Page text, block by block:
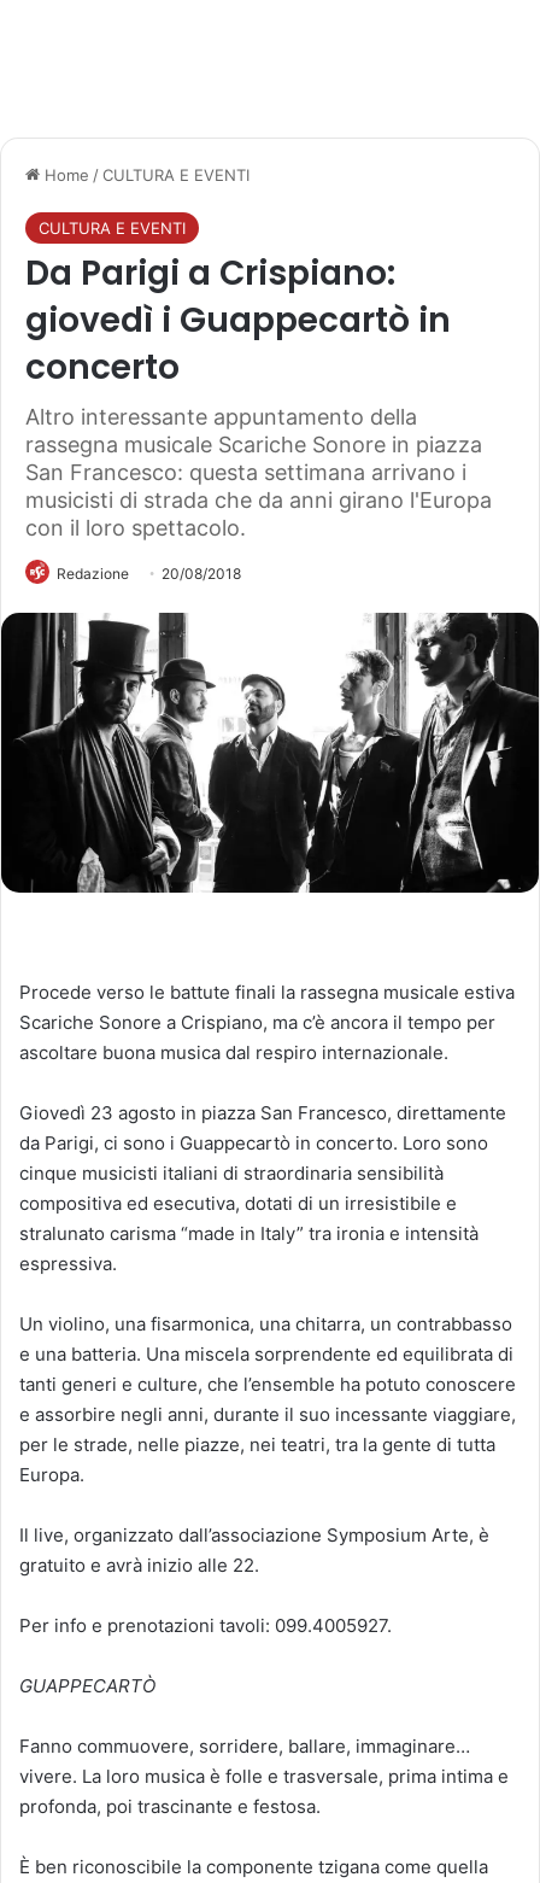
Home /CULTURA E EVENTI
CULTURA E EVENTI
Da Parigi a Crispiano:
giovedì i Guappecartò in
concerto
Altro interessante appuntamento della
rassegna musicale Scariche Sonore in piazza
San Francesco: questa settimana arrivano i
musicisti di strada che da anni girano l'Europa
con il loro spettacolo.
Redazione 20/08/2018
Procede verso le battute finali la rassegna musicale estiva
Scariche Sonore a Crispiano, ma c’è ancora il tempo per
ascoltare buona musica dal respiro internazionale.
Giovedì 23 agosto in piazza San Francesco, direttamente
da Parigi, ci sono i Guappecartò in concerto. Loro sono
cinque musicisti italiani di straordinaria sensibilità
compositiva ed esecutiva, dotati di un irresistibile e
stralunato carisma “made in Italy” tra ironia e intensità
espressiva.
Un violino, una fisarmonica, una chitarra, un contrabbasso
e una batteria. Una miscela sorprendente ed equilibrata di
tanti generi e culture, che l’ensemble ha potuto conoscere
e assorbire negli anni, durante il suo incessante viaggiare,
per le strade, nelle piazze, nei teatri, tra la gente di tutta
Europa.
Il live, organizzato dall’associazione Symposium Arte, è
gratuito e avrà inizio alle 22.
Per info e prenotazioni tavoli: 099.4005927.
GUAPPECARTÒ
Fanno commuovere, sorridere, ballare, immaginare…
vivere. La loro musica è folle e trasversale, prima intima e
profonda, poi trascinante e festosa.
È ben riconoscibile la componente tzigana come quella